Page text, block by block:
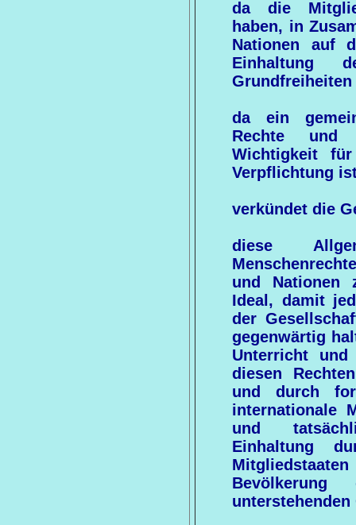
da die
haben, in
Nationen auf
Einhaltung
da ein
Rechte und
Wichtigkeit
Verpflichtung
verkündet die
diese
und Nationen
Ideal, damit
der
gegenwärtig
Unterricht
diesen
und durch
internationale
und
Einhaltung